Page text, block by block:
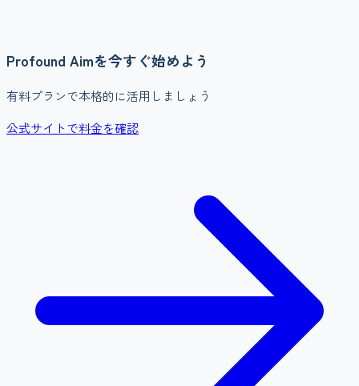
Profound Aimを今すぐ始めよう
有料プランで本格的に活用しましょう
公式サイトで料金を確認